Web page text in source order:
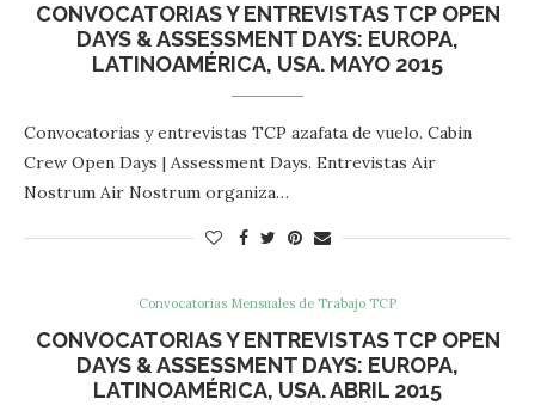
CONVOCATORIAS Y ENTREVISTAS TCP OPEN
DAYS & ASSESSMENT DAYS: EUROPA,
LATINOAMÉRICA, USA. MAYO 2015
Convocatorias y entrevistas TCP azafata de vuelo. Cabin
Crew Open Days | Assessment Days. Entrevistas Air
Nostrum Air Nostrum organiza…
Convocatorias Mensuales de Trabajo TCP
CONVOCATORIAS Y ENTREVISTAS TCP OPEN
DAYS & ASSESSMENT DAYS: EUROPA,
LATINOAMÉRICA, USA. ABRIL 2015